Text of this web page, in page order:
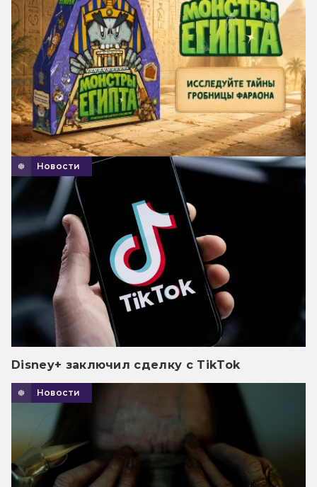
Новости
Disney+ заключил сделку с TikTok
Новости